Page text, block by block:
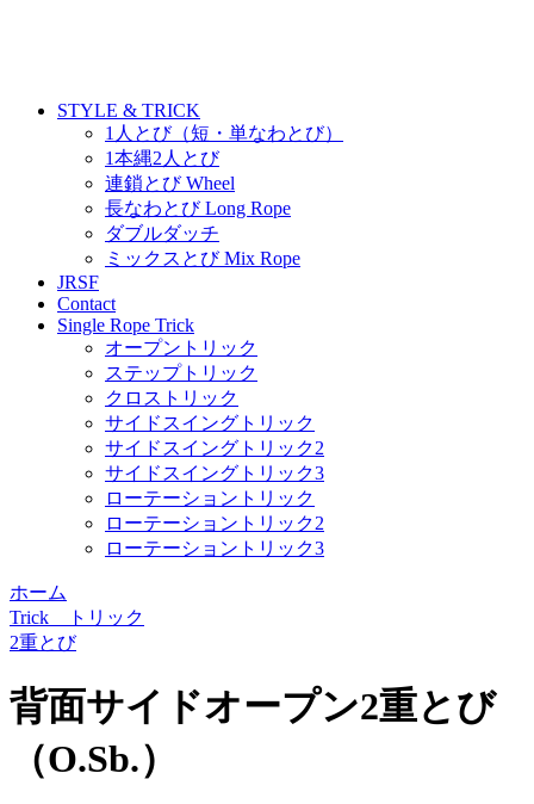
STYLE & TRICK
1人とび（短・単なわとび）
1本縄2人とび
連鎖とび Wheel
長なわとび Long Rope
ダブルダッチ
ミックスとび Mix Rope
JRSF
Contact
Single Rope Trick
オープントリック
ステップトリック
クロストリック
サイドスイングトリック
サイドスイングトリック2
サイドスイングトリック3
ローテーショントリック
ローテーショントリック2
ローテーショントリック3
ホーム
Trick トリック
2重とび
背面サイドオープン2重とび
（O.Sb.）